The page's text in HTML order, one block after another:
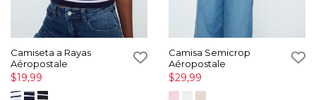
Camiseta a Rayas
Aéropostale
$19,99
Camisa Semicrop
Aéropostale
$29,99